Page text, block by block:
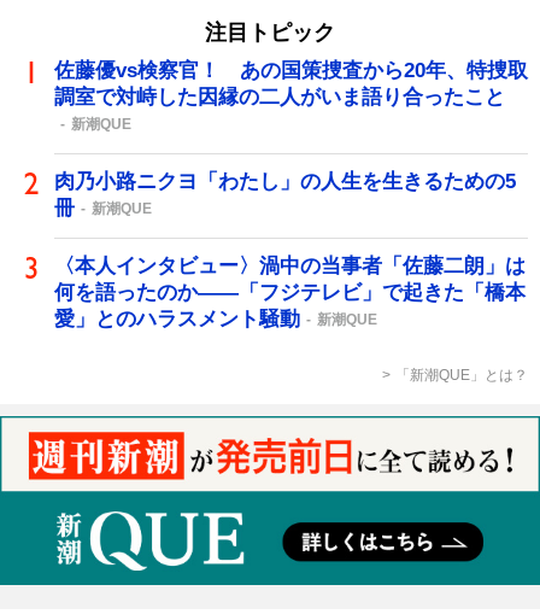
注目トピック
佐藤優vs検察官！ あの国策捜査から20年、特捜取
調室で対峙した因縁の二人がいま語り合ったこと
新潮QUE
肉乃小路ニクヨ「わたし」の人生を生きるための5
冊
新潮QUE
〈本人インタビュー〉渦中の当事者「佐藤二朗」は
何を語ったのか――「フジテレビ」で起きた「橋本
愛」とのハラスメント騒動
新潮QUE
「新潮QUE」とは？